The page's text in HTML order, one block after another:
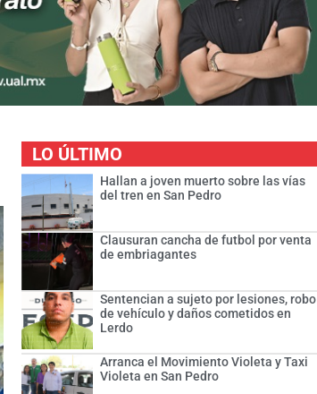
LO ÚLTIMO
Hallan a joven muerto sobre las vías
del tren en San Pedro
Clausuran cancha de futbol por venta
de embriagantes
Sentencian a sujeto por lesiones, robo
de vehículo y daños cometidos en
Lerdo
Arranca el Movimiento Violeta y Taxi
Violeta en San Pedro